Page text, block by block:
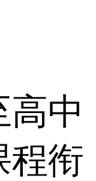
中
程衔